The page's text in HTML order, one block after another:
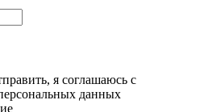
я соглашаюсь с
данных